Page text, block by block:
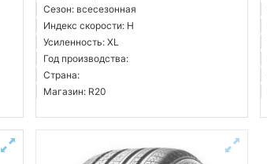
Сезон: всесезонная
Индекс скорости: H
Усиленность: XL
Год производства:
Страна:
Магазин: R20